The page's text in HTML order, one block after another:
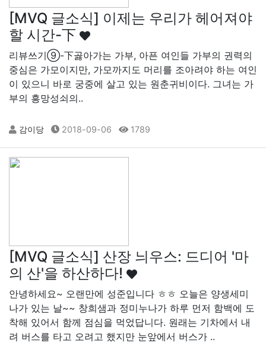
[MVQ 글소식] 이제는 우리가 헤어져야
할 시간-下
리뷰쓰기⑨-​下​ 곯아가는 가부, 아픈 여인들 가부의 권력의
중심은 가모이지만, 가모까지도 머리를 조아려야 하는 여인
이 있으니 바로 궁중에 살고 있는 원춘귀비이다. 그녀는 가
부의 흥망성쇠의..
감이당 2018-09-06 1789
[MVQ 글소식] 산장 늬우스: 드디어 '마
의 산'을 하산하다!
안녕하세요~ 오랜만에 성준입니다 ㅎㅎ 오늘은 양생세미
나가 있는 날~~ 창희샘과 정미누나가 하루 먼저 함백에 도
착해 있어서 함께 점심을 먹었답니다. 원래는 기차에서 내
려 버스를 타고 오려고 했지만 눈앞에서 버스가 ..